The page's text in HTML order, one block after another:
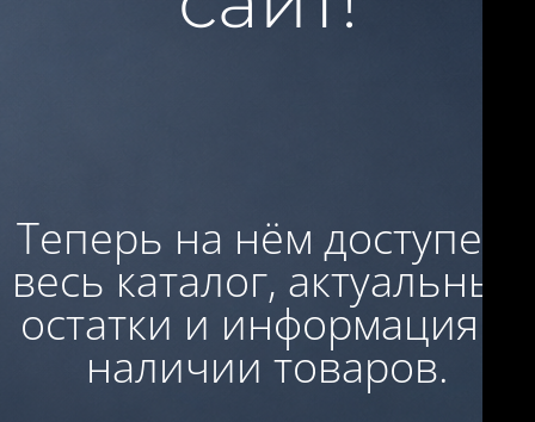
Теперь на нём доступен:
весь каталог, актуальные
остатки и информация о
наличии товаров.